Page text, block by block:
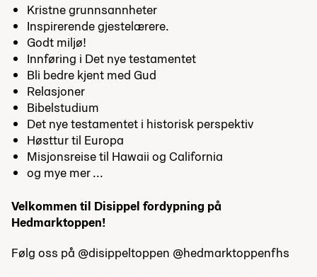
Kristne grunnsannheter
Inspirerende gjestelærere.
Godt miljø!
Innføring i Det nye testamentet
Bli bedre kjent med Gud
Relasjoner
Bibelstudium
Det nye testamentet i historisk perspektiv
Høsttur til Europa
Misjonsreise til Hawaii og California
og mye mer ...
Velkommen til Disippel fordypning på
Hedmarktoppen!
Følg oss på @disippeltoppen @hedmarktoppenfhs